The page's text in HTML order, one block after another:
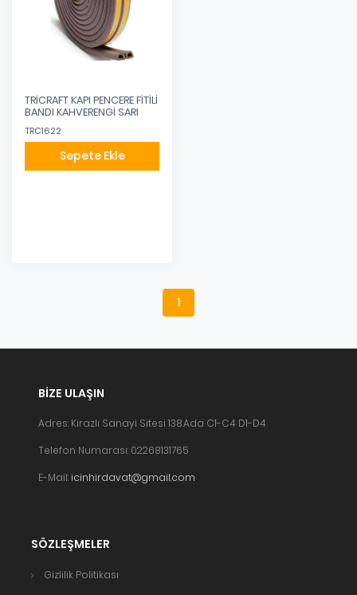
TRİCRAFT KAPI PENCERE FİTİLİ
BANDI KAHVERENGİ SARI
TRC1622
Sepete Ekle
1
BIZE ULAŞIN
Adres: Kirazlı Sanayi Sitesi 138.Ada C1-C4 D1-D4
Telefon Numarası: 02268131765
E-Mail: icinhirdavat@gmail.com
SÖZLEŞMELER
Gizlilik Politikası